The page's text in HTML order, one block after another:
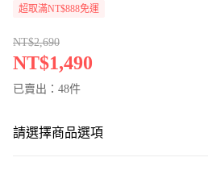
超取滿NT$888免運
NT$2,690
NT$1,490
已賣出：48件
請選擇商品選項